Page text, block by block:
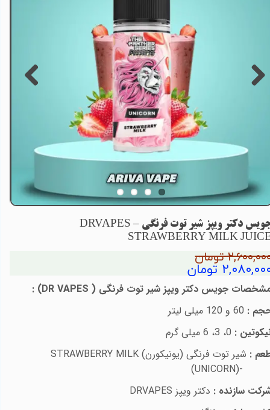
جویس دکتر ویپز شیر توت فرنگی – DRVAPES
STRAWBERRY MILK
تومان
تومان
جویس دکتر ویپز شیر توت فرنگی (
DR VAPES
)
:
:
:
: شیر توت فرنگی (یونیکورن) STRAWBERRY MILK
(UNICORN)-
سازنده : دکتر ویپز DRVAPES